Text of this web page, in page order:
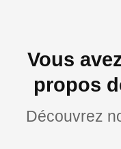
Vous
propos
Découvrez